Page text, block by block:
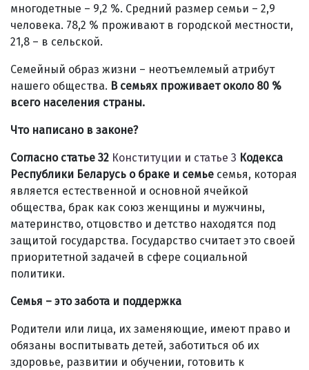
многодетные – 9,2 %. Средний размер семьи – 2,9
человека. 78,2 % проживают в городской местности,
21,8 – в сельской.
Семейный образ жизни – неотъемлемый атрибут
нашего общества. В семьях проживает около 80 %
всего населения страны.
Что написано в законе?
Согласно статье 32 Конституции и статье 3 Кодекса
Республики Беларусь о браке и семье семья, которая
является естественной и основной ячейкой
общества, брак как союз женщины и мужчины,
материнство, отцовство и детство находятся под
защитой государства. Государство считает это своей
приоритетной задачей в сфере социальной
политики.
Семья – это забота и поддержка
Родители или лица, их заменяющие, имеют право и
обязаны воспитывать детей, заботиться об их
здоровье, развитии и обучении, готовить к